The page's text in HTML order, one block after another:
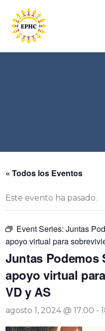
« Todos los Eventos
Este evento ha pasado.
Event Series:Juntas
apoyo virtual para
Juntas Podemos
apoyo virtual
VD y AS
agosto 1, 2024 @ 17:00 -